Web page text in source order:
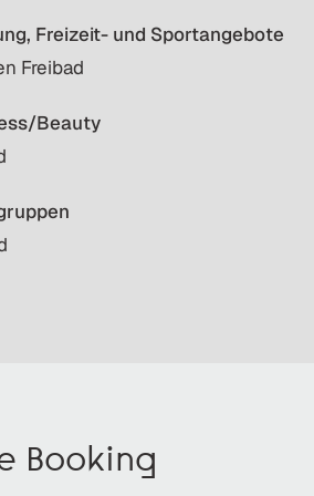
Freizeit- und Sportangebote
Freibad
Beauty
Booking